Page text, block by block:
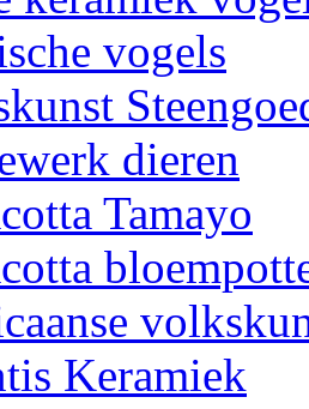
vogels
dieren
Tamayo
Keramiek